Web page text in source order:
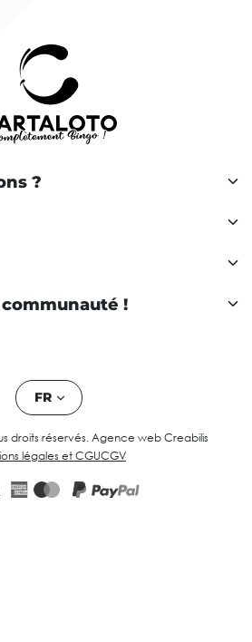
?
!
FR
droits réservés. Agence web Creabilis
légales et CGUCGV